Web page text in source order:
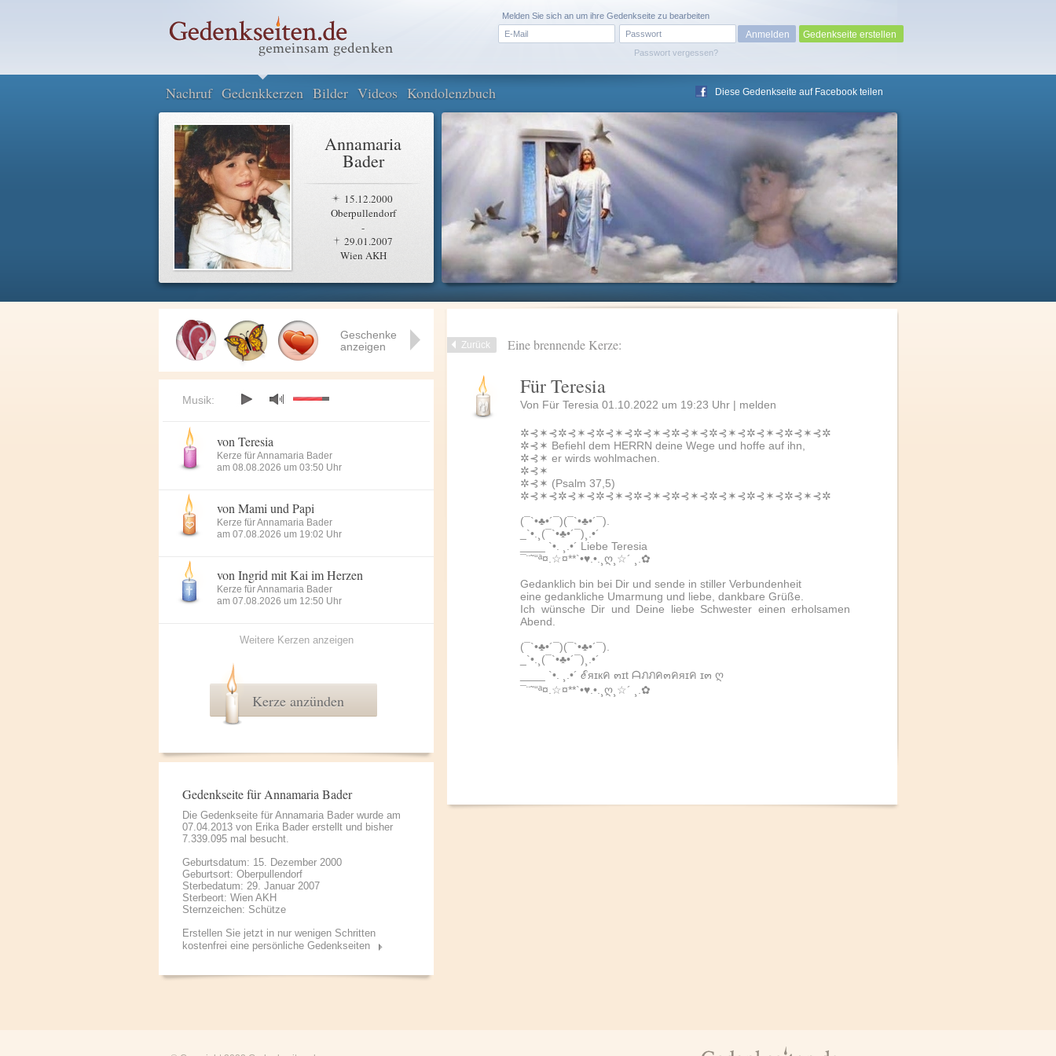
Passwort vergessen?
Melden Sie sich an um ihre Gedenkseite zu bearbeiten
Gedenkseite erstellen
Nachruf Gedenkkerzen Bilder Videos Kondolenzbuch Diese Gedenkseite auf Facebook teilen
Annamaria
Bader
15.12.2000
Oberpullendorf
-
29.01.2007
Wien AKH
Zurück Eine brennende Kerze:
Für Teresia
Von Für Teresia 01.10.2022 um 19:23 Uhr | melden
✲⊰✶⊰✲⊰✶⊰✲⊰✶⊰✲⊰✶⊰✲⊰✶⊰✲⊰✶⊰✲⊰✶⊰✲⊰✶⊰✲
✲⊰✶ Befiehl dem HERRN deine Wege und hoffe auf ihn,
✲⊰✶ er wirds wohlmachen.
✲⊰✶
✲⊰✶ (Psalm 37,5)
✲⊰✶⊰✲⊰✶⊰✲⊰✶⊰✲⊰✶⊰✲⊰✶⊰✲⊰✶⊰✲⊰✶⊰✲⊰✶⊰✲
(¯`•♣•´¯)(¯`•♣•´¯).
_`•.¸(¯`•♣•´¯)¸.•´
____ `•. ¸.•´ Liebe Teresia
¯¨˜“ª¤.☆¤**`•♥.•.¸ღ¸☆´ ¸.✿
Gedanklich bin bei Dir und sende in stiller Verbundenheit
eine gedankliche Umarmung und liebe, dankbare Grüße.
Ich wünsche Dir und Deine liebe Schwester einen erholsamen
Abend.
(¯`•♣•´¯)(¯`•♣•´¯).
_`•.¸(¯`•♣•´¯)¸.•´
____ `•. ¸.•´ ℰяɪкค ๓ɪt ᗩภภค๓คяɪค ɪ๓ ღ
¯¨˜“ª¤.☆¤**`•♥.•.¸ღ¸☆´ ¸.✿
Geschenke
anzeigen
Musik:
von Teresia
Kerze für Annamaria Bader
am 08.08.2026 um 03:50 Uhr
von Mami und Papi
Kerze für Annamaria Bader
am 07.08.2026 um 19:02 Uhr
von Ingrid mit Kai im Herzen
Kerze für Annamaria Bader
am 07.08.2026 um 12:50 Uhr
Weitere Kerzen anzeigen
Kerze anzünden
Gedenkseite für Annamaria Bader
Die Gedenkseite für Annamaria Bader wurde am
07.04.2013 von Erika Bader erstellt und bisher
7.339.095 mal besucht.
Geburtsdatum: 15. Dezember 2000
Geburtsort: Oberpullendorf
Sterbedatum: 29. Januar 2007
Sterbeort: Wien AKH
Sternzeichen: Schütze
Erstellen Sie jetzt in nur wenigen Schritten
kostenfrei eine persönliche Gedenkseiten